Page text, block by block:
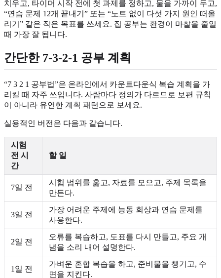
치우고, 타이머 시작 전에 첫 과제를 정하고, 물을 가까이 두고,
“연습 문제 12개 끝내기” 또는 “노트 없이 다섯 가지 원인 떠올
리기” 같은 작은 목표를 쓰세요. 집 공부는 환경이 마찰을 줄일
때 가장 잘 됩니다.
간단한 7-3-2-1 공부 계획
“7 3 2 1 공부법”은 온라인에서 카운트다운식 복습 계획을 가
리킬 때 자주 쓰입니다. 사람마다 정의가 다르므로 보편 규칙
이 아니라 유연한 계획 패턴으로 보세요.
실용적인 버전은 다음과 같습니다.
시험
전 시
간
할 일
7일 전
시험 범위를 훑고, 자료를 모으고, 주제 목록을
만든다.
3일 전
가장 어려운 주제에 능동 회상과 연습 문제를
사용한다.
2일 전
오류를 복습하고, 도표를 다시 만들고, 주요 개
념을 소리 내어 설명한다.
1일 전
가벼운 혼합 복습을 하고, 준비물을 챙기고, 수
면을 지킨다.